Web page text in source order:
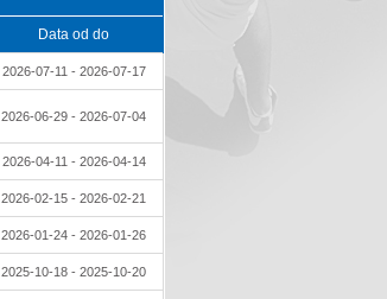
Data od do
2026-07-11 - 2026-07-17
2026-06-29 - 2026-07-04
2026-04-11 - 2026-04-14
2026-02-15 - 2026-02-21
2026-01-24 - 2026-01-26
2025-10-18 - 2025-10-20